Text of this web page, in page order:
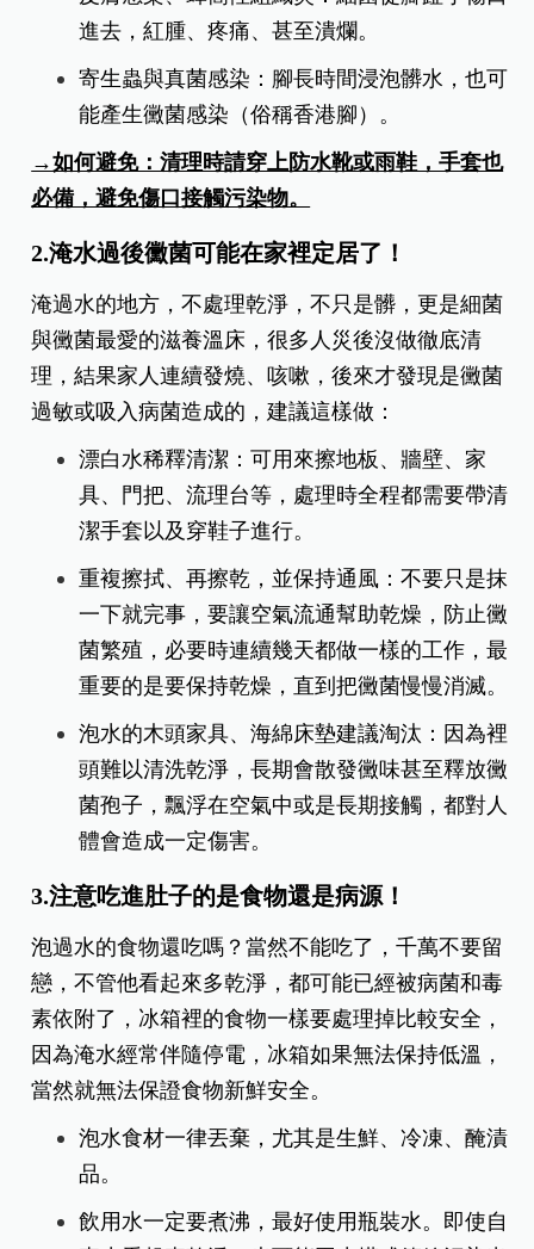
進去，紅腫、疼痛、甚至潰爛。
寄生蟲與真菌感染：腳長時間浸泡髒水，也可
能產生黴菌感染（俗稱香港腳）。
→如何避免：清理時請穿上防水靴或雨鞋，手套也
必備，避免傷口接觸污染物。
2.淹水過後黴菌可能在家裡定居了！
淹過水的地方，不處理乾淨，不只是髒，更是細菌
與黴菌最愛的滋養溫床，很多人災後沒做徹底清
理，結果家人連續發燒、咳嗽，後來才發現是黴菌
過敏或吸入病菌造成的，建議這樣做：
漂白水稀釋清潔：可用來擦地板、牆壁、家
具、門把、流理台等，處理時全程都需要帶清
潔手套以及穿鞋子進行。
重複擦拭、再擦乾，並保持通風：不要只是抹
一下就完事，要讓空氣流通幫助乾燥，防止黴
菌繁殖，必要時連續幾天都做一樣的工作，最
重要的是要保持乾燥，直到把黴菌慢慢消滅。
泡水的木頭家具、海綿床墊建議淘汰：因為裡
頭難以清洗乾淨，長期會散發黴味甚至釋放黴
菌孢子，飄浮在空氣中或是長期接觸，都對人
體會造成一定傷害。
3.注意吃進肚子的是食物還是病源！
泡過水的食物還吃嗎？當然不能吃了，千萬不要留
戀，不管他看起來多乾淨，都可能已經被病菌和毒
素依附了，冰箱裡的食物一樣要處理掉比較安全，
因為淹水經常伴隨停電，冰箱如果無法保持低溫，
當然就無法保證食物新鮮安全。
泡水食材一律丟棄，尤其是生鮮、冷凍、醃漬
品。
飲用水一定要煮沸，最好使用瓶裝水。即使自